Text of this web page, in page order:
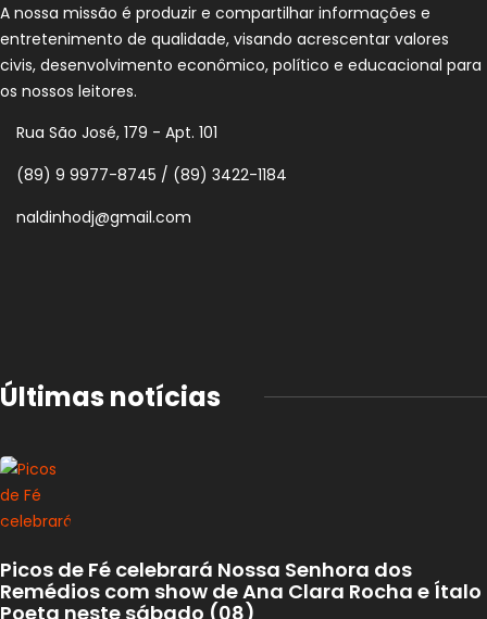
A nossa missão é produzir e compartilhar informações e
entretenimento de qualidade, visando acrescentar valores
civis, desenvolvimento econômico, político e educacional para
os nossos leitores.
Rua São José, 179 - Apt. 101
(89) 9 9977-8745 / (89) 3422-1184
naldinhodj@gmail.com
Últimas notícias
Picos de Fé celebrará Nossa Senhora dos
Remédios com show de Ana Clara Rocha e Ítalo
Poeta neste sábado (08)